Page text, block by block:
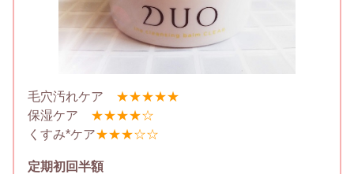
毛穴汚れケア ★★★★★
保湿ケア ★★★★☆
くすみ*ケア★★★☆☆
定期初回半額